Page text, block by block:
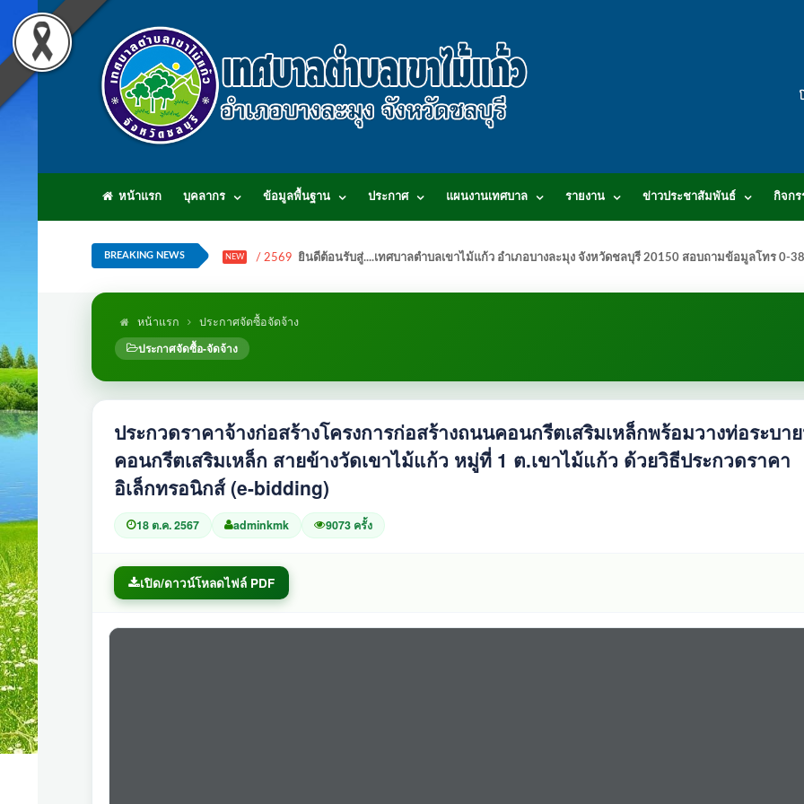
หน้าแรก บุคลากร ข้อมูลพื้นฐาน ประกาศ แผนงานเทศบาล รายงาน ข่าวประชาสัมพันธ์ กิจกร
BREAKING NEWS NEW / 2569 ยินดีต้อนรับสู่....เทศบาลตำบลเขาไม้แก้ว อำเภอบางละมุง จังหวัดชลบุรี 20150 สอบถามข้อมูลโทร 0-
หน้าแรก
ประกาศจัดซื้อจัดจ้าง
ประกาศจัดซื้อ-จัดจ้าง
ประกวดราคาจ้างก่อสร้างโครงการก่อสร้างถนนคอนกรีตเสริมเหล็กพร้อมวางท่อระบา
คอนกรีตเสริมเหล็ก สายข้างวัดเขาไม้แก้ว หมู่ที่ 1 ต.เขาไม้แก้ว ด้วยวิธีประกวดราคา
อิเล็กทรอนิกส์ (e-bidding)
18 ต.ค. 2567 adminkmk 9073 ครั้ง
เปิด/ดาวน์โหลดไฟล์ PDF